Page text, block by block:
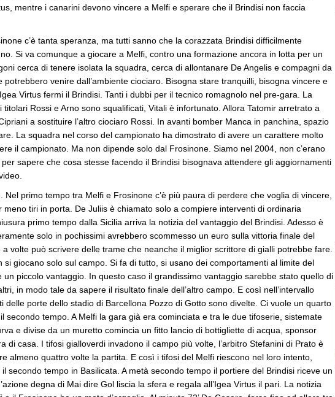
mentre i canarini devono vincere a Melfi e sperare che il Brindisi non faccia
c’è tanta speranza, ma tutti sanno che la corazzata Brindisi difficilmente
Si va comunque a giocare a Melfi, contro una formazione ancora in lotta per un
cerca di tenere isolata la squadra, cerca di allontanare De Angelis e compagni da
potrebbero venire dall’ambiente ciociaro. Bisogna stare tranquilli, bisogna vincere e
Virtus fermi il Brindisi. Tanti i dubbi per il tecnico romagnolo nel pre-gara. La
Rossi e Arno sono squalificati, Vitali è infortunato. Allora Tatomir arretrato a
a sostituire l’altro ciociaro Rossi. In avanti bomber Manca in panchina, spazio
La squadra nel corso del campionato ha dimostrato di avere un carattere molto
il campionato. Ma non dipende solo dal Frosinone. Siamo nel 2004, non c’erano
sapere che cosa stesse facendo il Brindisi bisognava attendere gli aggiornamenti
Nel primo tempo tra Melfi e Frosinone c’è più paura di perdere che voglia di vincere,
meno tiri in porta. De Juliis è chiamato solo a compiere interventi di ordinaria
primo tempo dalla Sicilia arriva la notizia del vantaggio del Brindisi. Adesso è
solo in pochissimi avrebbero scommesso un euro sulla vittoria finale del
volte può scrivere delle trame che neanche il miglior scrittore di gialli potrebbe fare.
si giocano solo sul campo. Si fa di tutto, si usano dei comportamenti al limite del
un piccolo vantaggio. In questo caso il grandissimo vantaggio sarebbe stato quello di
in modo tale da sapere il risultato finale dell’altro campo. E così nell’intervallo
delle porte dello stadio di Barcellona Pozzo di Gotto sono divelte. Ci vuole un quarto
secondo tempo. A Melfi la gara già era cominciata e tra le due tifoserie, sistemate
e divise da un muretto comincia un fitto lancio di bottigliette di acqua, sponsor
di casa. I tifosi gialloverdi invadono il campo più volte, l’arbitro Stefanini di Prato è
almeno quattro volte la partita. E così i tifosi del Melfi riescono nel loro intento,
secondo tempo in Basilicata. A metà secondo tempo il portiere del Brindisi riceve un
degna di Mai dire Gol liscia la sfera e regala all’Igea Virtus il pari. La notizia